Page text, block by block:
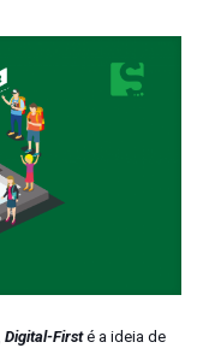
Digital-First é a ideia de